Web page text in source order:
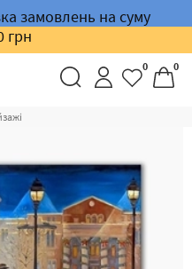
замовлень на суму
грн
0 0